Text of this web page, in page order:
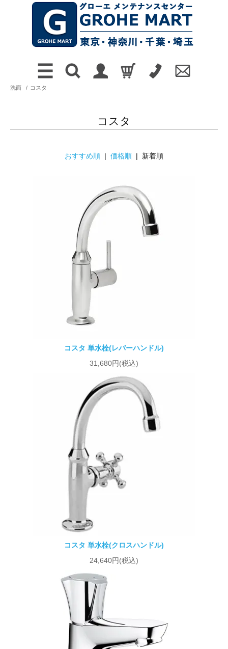
洗面 / コスタ
コスタ
おすすめ順 | 価格順 | 新着順
コスタ 単水栓(レバーハンドル)
31,680円(税込)
コスタ 単水栓(クロスハンドル)
24,640円(税込)